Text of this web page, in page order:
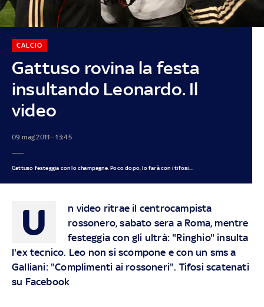
Gattuso rovina la festa
insultando Leonardo. Il
video
CALCIO
09 mag 2011 - 13:45
Gattuso festeggia con lo champagne. Poco dopo, lo farà con i tifosi...
U
n video ritrae il centrocampista
rossonero, sabato sera a Roma, mentre
festeggia con gli ultrà: "Ringhio" insulta
l'ex tecnico. Leo non si scompone e con un sms a
Galliani: "Complimenti ai rossoneri". Tifosi scatenati
su Facebook